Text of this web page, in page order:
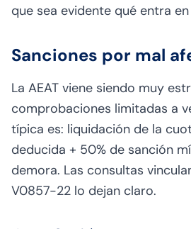
que sea evidente qué entra
Sanciones por mal
La AEAT viene siendo muy
comprobaciones limitadas a
típica es: liquidación de la
deducida + 50% de sanción
demora. Las consultas
V0857-22 lo dejan claro.